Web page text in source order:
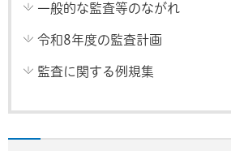
一般的な監査等のながれ
令和8年度の監査計画
監査に関する例規集